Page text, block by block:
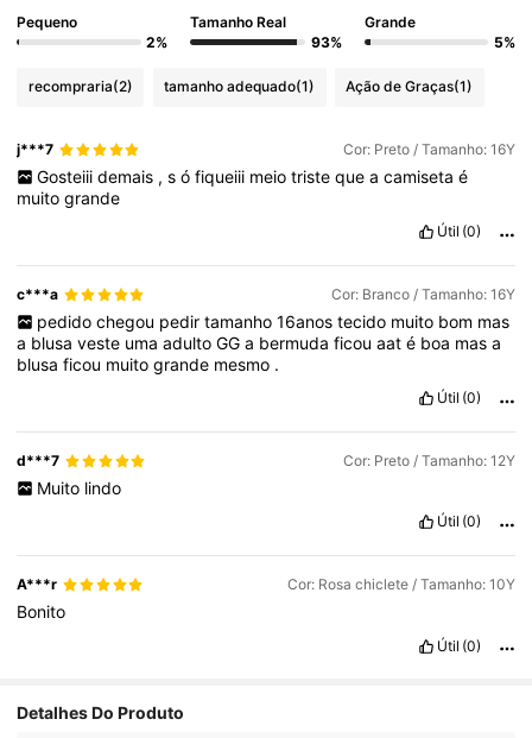
Pequeno
2%
Tamanho Real
93%
Grande
5%
recompraria(2) tamanho adequado(1) Ação de Graças(1)
j***7 Cor: Preto / Tamanho: 16Y
Gosteiii demais , s ó fiqueiii meio triste que a camiseta é
muitogrande
Útil (0)
c***a Cor: Branco / Tamanho: 16Y
pedido chegou pedir tamanho 16anos tecido muito bom mas
a blusaveste umaadultoGGa bermudaficouaaté boa masa
blusaficou muitogrande mesmo .
Útil (0)
d***7 Cor: Preto / Tamanho: 12Y
Muito lindo
Útil (0)
A***r Cor: Rosa chiclete / Tamanho: 10Y
Bonito
Útil (0)
Detalhes Do Produto